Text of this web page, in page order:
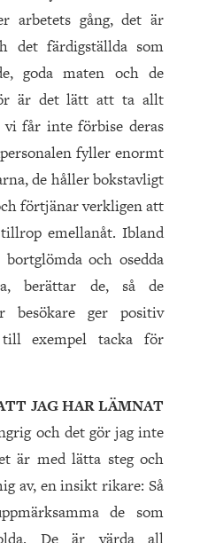
arbetets gång, det är
det färdigställda som
goda maten och de
är det lätt att ta allt
får inte förbise deras
fyller enormt
de håller bokstavligt
förtjänar verkligen att
emellanåt. Ibland
och osedda
berättar de, så de
besökare ger positiv
exempel tacka för
JAG HAR LÄMNAT
och det gör jag inte
är med lätta steg och
av, en insikt rikare: Så
de som